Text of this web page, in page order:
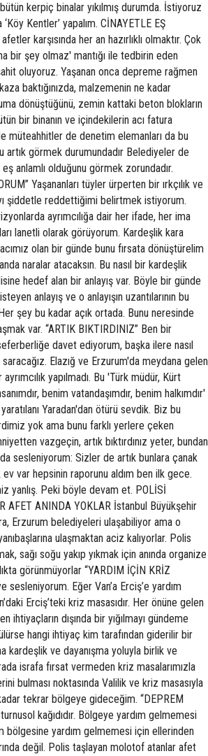
kerpiç binalar yıkılmış durumda. İstiyoruz
Kentler’ yapalım. CİNAYETLE EŞ
karşısında her an hazırlıklı olmaktır. Çok
bir şey olmaz' mantığı ile tedbirin eden
şahit oluyoruz. Yaşanan onca depreme rağmen
baktığınızda, malzemenin ne kadar
dönüştüğünü, zemin kattaki beton blokların
bir binanın ve içindekilerin acı fatura
müteahhitler de denetim elemanları da bu
artık görmek durumundadır Belediyeler de
anlamlı olduğunu görmek zorundadır.
Yaşananları tüyler ürperten bir ırkçılık ve
şiddetle reddettiğimi belirtmek istiyorum.
ayrımcılığa dair her ifade, her ima
lanetli olarak görüyorum. Kardeşlik kara
olan bir günde bunu fırsata dönüştürelim
naralar atacaksın. Bu nasıl bir kardeşlik
hedef alan bir anlayış var. Böyle bir günde
anlayış ve o anlayışın uzantılarının bu
şey bu kadar açık ortada. Bunu neresinde
var. “ARTIK BIKTIRDINIZ” Ben bir
davet ediyorum, başka ilere nasıl
saracağız. Elazığ ve Erzurum'da meydana gelen
yapılmadı. Bu 'Türk müdür, Kürt
benim vatandaşımdır, benim halkımdır'
Yaradan'dan ötürü sevdik. Biz bu
yok ama bunu farklı yerlere çeken
vazgeçin, artık bıktırdınız yeter, bundan
sesleniyorum: Sizler de artık bunlara çanak
var hepsinin raporunu aldım ben ilk gece.
yanlış. Peki böyle devam et. POLİSİ
AFET ANINDA YOKLAR İstanbul Büyükşehir
Erzurum belediyeleri ulaşabiliyor ama o
ulaşmaktan aciz kalıyorlar. Polis
sağı soğu yakıp yıkmak için anında organize
görünmüyorlar “YARDIM İÇİN KRİZ
sesleniyorum. Eğer Van’a Erciş’e yardım
Erciş’teki kriz masasıdır. Her önüne gelen
ihtiyaçların dışında bir yığılmayı gündeme
hangi ihtiyaç kim tarafından giderilir bir
kardeşlik ve dayanışma yoluyla birlik ve
israfa fırsat vermeden kriz masalarımızla
bulması noktasında Valilik ve kriz masasıyla
tekrar bölgeye gideceğim. “DEPREM
kağıdıdır. Bölgeye yardım gelmemesi
bölgesine yardım gelmemesi için ellerinden
değil. Polis taşlayan molotof atanlar afet